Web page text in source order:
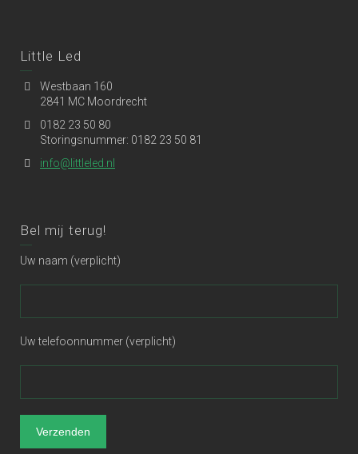
Little Led
Westbaan 160
2841 MC Moordrecht
0182 23 50 80
Storingsnummer: 0182 23 50 81
info@littleled.nl
Bel mij terug!
Uw naam (verplicht)
Uw telefoonnummer (verplicht)